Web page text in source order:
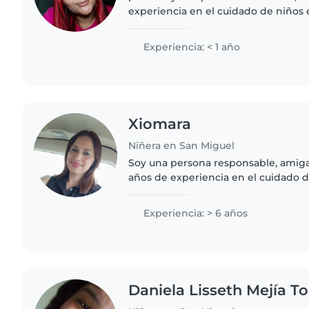
experiencia en el cuidado de niños
leer cuentos,..
Experiencia: < 1 año
Xiomara
Niñera en San Miguel
Soy una persona responsable,
años de experiencia en el cuidado
primeros auxilios..
Experiencia: > 6 años
Daniela Lisseth Mejía